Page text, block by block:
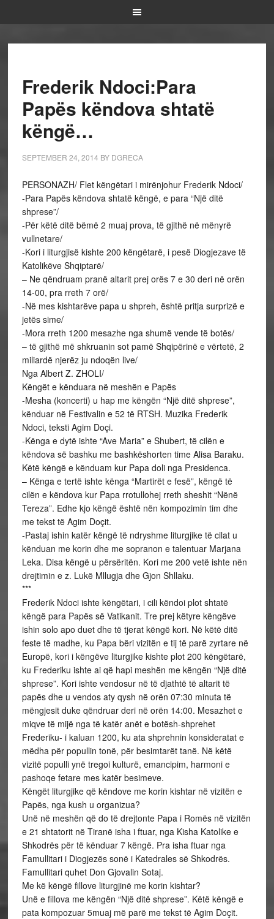
Frederik Ndoci:Para
Papës këndova shtatë
këngë…
SEPTEMBER 24, 2014 BY DGRECA
PERSONAZH/ Flet këngëtari i mirënjohur Frederik Ndoci/
-Para Papës këndova shtatë këngë, e para “Një ditë
shprese”/
-Për këtë ditë bëmë 2 muaj prova, të gjithë në mënyrë
vullnetare/
-Kori i liturgjisë kishte 200 këngëtarë, i pesë Diogjezave të
Katolikëve Shqiptarë/
– Ne qëndruam pranë altarit prej orës 7 e 30 deri në orën
14-00, pra rreth 7 orë/
-Në mes kishtarëve papa u shpreh, është pritja surprizë e
jetës sime/
-Mora rreth 1200 mesazhe nga shumë vende të botës/
– të gjithë më shkruanin sot pamë Shqipërinë e vërtetë, 2
miliardë njerëz ju ndoqën live/
Nga Albert Z. ZHOLI/
Këngët e kënduara në meshën e Papës
-Mesha (koncerti) u hap me këngën “Një ditë shprese”,
kënduar në Festivalin e 52 të RTSH. Muzika Frederik
Ndoci, teksti Agim Doçi.
-Kënga e dytë ishte “Ave Maria” e Shubert, të cilën e
këndova së bashku me bashkëshorten time Alisa Baraku.
Këtë këngë e kënduam kur Papa doli nga Presidenca.
– Kënga e tertë ishte kënga “Martirët e fesë”, këngë të
cilën e këndova kur Papa rrotullohej rreth sheshit “Nënë
Tereza”. Edhe kjo këngë është nën kompozimin tim dhe
me tekst të Agim Doçit.
-Pastaj ishin katër këngë të ndryshme liturgjike të cilat u
kënduan me korin dhe me sopranon e talentuar Marjana
Leka. Disa këngë u përsëritën. Kori me 200 vetë ishte nën
drejtimin e z. Lukë Mllugja dhe Gjon Shllaku.
***
Frederik Ndoci ishte këngëtari, i cili këndoi plot shtatë
këngë para Papës së Vatikanit. Tre prej këtyre këngëve
ishin solo apo duet dhe të tjerat këngë kori. Në këtë ditë
feste të madhe, ku Papa bëri vizitën e tij të parë zyrtare në
Europë, kori i këngëve liturgjike kishte plot 200 këngëtarë,
ku Frederiku ishte ai që hapi meshën me këngën “Një ditë
shprese”. Kori ishte vendosur në të djathtë të altarit të
papës dhe u vendos aty qysh në orën 07:30 minuta të
mëngjesit duke qëndruar deri në orën 14:00. Mesazhet e
miqve të mijë nga të katër anët e botësh-shprehet
Frederiku- i kaluan 1200, ku ata shprehnin konsideratat e
mëdha për popullin tonë, për besimtarët tanë. Në këtë
vizitë populli ynë tregoi kulturë, emancipim, harmoni e
pashoqe fetare mes katër besimeve.
Këngët liturgjike që këndove me korin kishtar në vizitën e
Papës, nga kush u organizua?
Unë në meshën që do të drejtonte Papa i Romës në vizitën
e 21 shtatorit në Tiranë isha i ftuar, nga Kisha Katolike e
Shkodrës për të kënduar 7 këngë. Pra isha ftuar nga
Famullitari i Diogjezës sonë i Katedrales së Shkodrës.
Famullitari quhet Don Gjovalin Sotaj.
Me kë këngë fillove liturgjinë me korin kishtar?
Unë e fillova me këngën “Një ditë shprese”. Këtë këngë e
pata kompozuar 5muaj më parë me tekst të Agim Doçit.